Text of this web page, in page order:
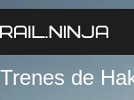
Trenes de